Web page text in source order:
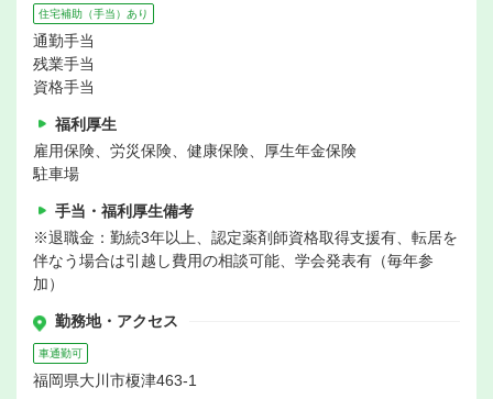
住宅補助（手当）あり
通勤手当
残業手当
資格手当
福利厚生
雇用保険、労災保険、健康保険、厚生年金保険
駐車場
手当・福利厚生備考
※退職金：勤続3年以上、認定薬剤師資格取得支援有、転居を
伴なう場合は引越し費用の相談可能、学会発表有（毎年参
加）
勤務地・アクセス
車通勤可
福岡県大川市榎津463-1